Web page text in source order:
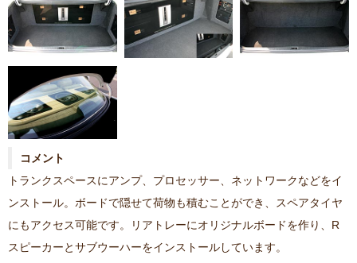
コメント
トランクスペースにアンプ、プロセッサー、ネットワークなどをイ
ンストール。ボードで隠せて荷物も積むことができ、スペアタイヤ
にもアクセス可能です。リアトレーにオリジナルボードを作り、R
スピーカーとサブウーハーをインストールしています。